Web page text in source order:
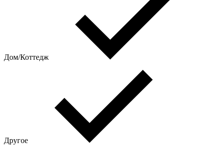
Дом/Коттедж
Другое